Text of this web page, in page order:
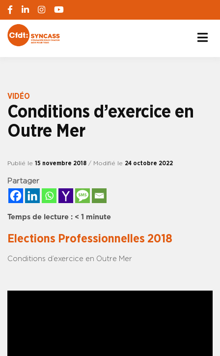
VIDÉO
Conditions d’exercice en
Outre Mer
Publié le 15 novembre 2018 / Modifié le 24 octobre 2022
Partager
Temps de lecture : < 1 minute
Elections Professionnelles 2018
Conditions d’exercice en Outre Mer